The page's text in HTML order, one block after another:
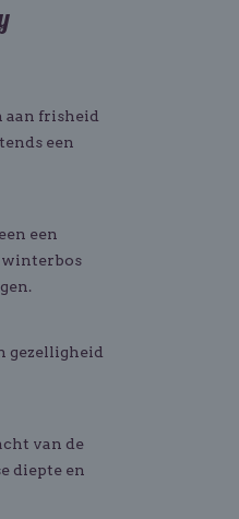
aan frisheid
een
een
winterbos
gezelligheid
van de
diepte en